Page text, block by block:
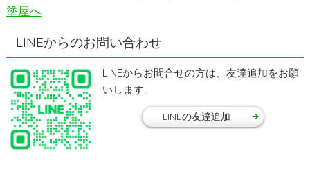
塗屋へ
LINEからのお問い合わせ
LINEからお問合せの方は、友達追加をお願
いします。
LINEの友達追加